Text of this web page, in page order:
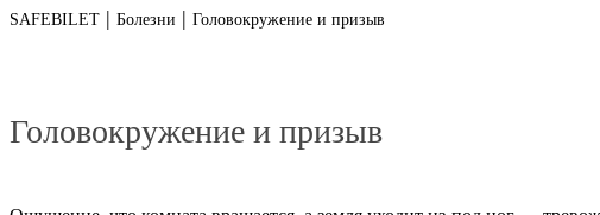
SAFEBILET | Болезни | Головокружение и призыв
Головокружение и призыв